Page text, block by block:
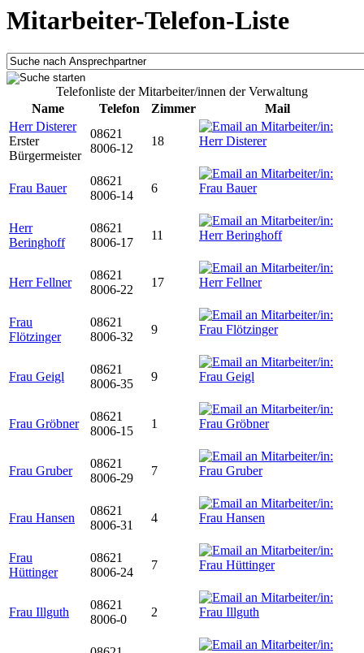
Mitarbeiter-Telefon-Liste
Telefonliste der Mitarbeiter/innen der Verwaltung
Name
Telefon Zimmer
Mail
Herr Disterer
Erster
Bürgermeister
08621
8006-12
18
Frau Bauer
08621
8006-14
6
Herr
Beringhoff
08621
8006-17
11
Herr Fellner
08621
8006-22
17
Frau
Flötzinger
08621
8006-32
9
Frau Geigl
08621
8006-35
9
Frau Gröbner
08621
8006-15
1
Frau Gruber
08621
8006-29
7
Frau Hansen
08621
8006-31
4
Frau
Hüttinger
08621
8006-24
7
Frau Illguth
08621
8006-0
2